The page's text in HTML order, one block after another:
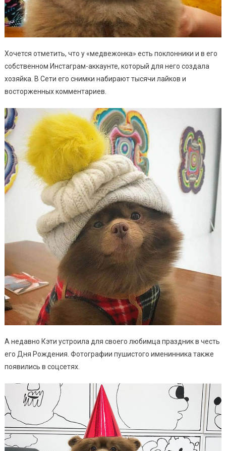
Хочется отметить, что у «медвежонка» есть поклонники и в его
собственном Инстаграм-аккаунте, который для него создала
хозяйка. В Сети его снимки набирают тысячи лайков и
восторженных комментариев.
А недавно Кэти устроила для своего любимца праздник в честь
его Дня Рождения. Фотографии пушистого именинника также
появились в соцсетях.